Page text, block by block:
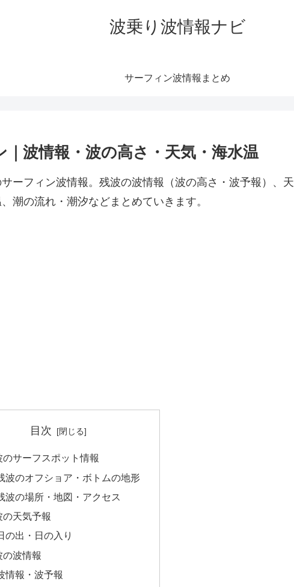
波乗り波情報ナビ
サーフィン波情報まとめ
波情報・波の高さ・天気・海水温
ーフィン波情報。残波の波情報（波の高さ・波予報）、天
潮の流れ・潮汐などまとめていきます。
目次
のサーフスポット情報
波のオフショア・ボトムの地形
波の場所・地図・アクセス
の天気予報
の出・日の入り
の波情報
情報・波予報